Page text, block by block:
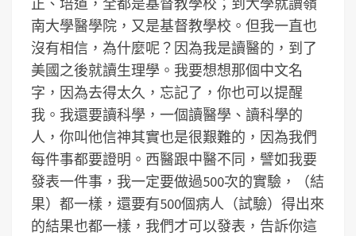
南大學醫學院，又是基督教學校。但我一直也
沒有相信，為什麼呢？因為我是讀醫的，到了
美國之後就讀生理學。我要想想那個中文名
字，因為去得太久，忘記了，你也可以提醒
我。我還要讀科學，一個讀醫學、讀科學的
人，你叫他信神其實也是很艱難的，因為我們
每件事都要證明。西醫跟中醫不同，譬如我要
發表一件事，我一定要做過500次的實驗，（結
果）都一樣，還要有500個病人（試驗）得出來
的結果也都一樣，我們才可以發表，告訴你這